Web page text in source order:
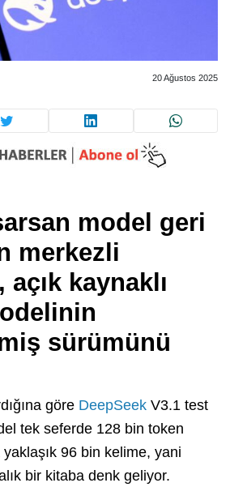
20 Ağustos 2025
model geri
merkezli
açık kaynaklı
sürümünü
göre DeepSeek V3.1 test
tek seferde 128 bin token
96 bin kelime, yani
bir kitaba denk geliyor.